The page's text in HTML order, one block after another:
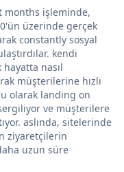
months işleminde,
üzerinde gerçek
constantly sosyal
kendi
nasıl
müşterilerine hızlı
olarak landing on
ve müşterilere
aslında, sitelerinde
ziyaretçilerin
uzun süre